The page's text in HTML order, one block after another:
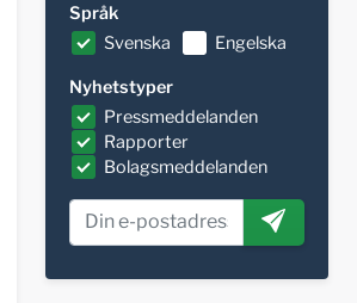
Språk
Svenska
Engelska
Nyhetstyper
Pressmeddelanden
Rapporter
Bolagsmeddelanden